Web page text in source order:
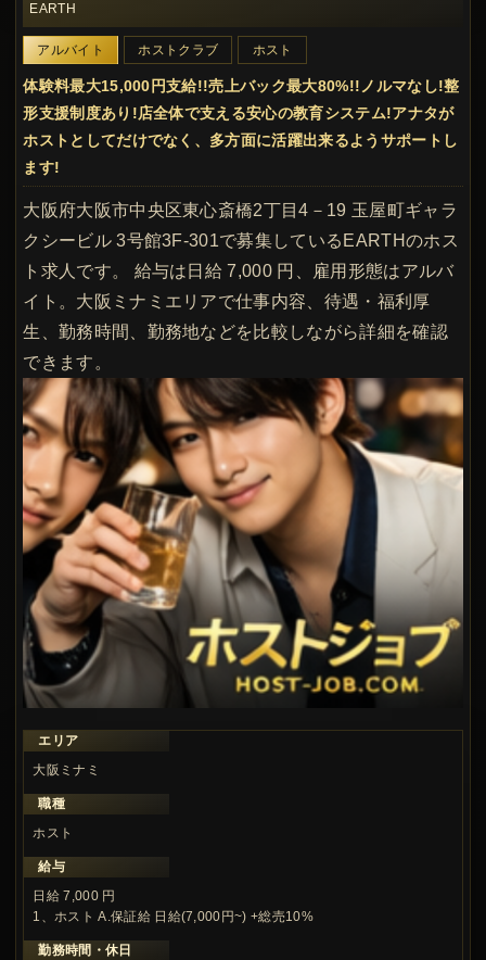
EARTH
アルバイト ホストクラブ ホスト
体験料最大15,000円支給!!売上バック最大80%!!ノルマなし!整
形支援制度あり!店全体で支える安心の教育システム!アナタが
ホストとしてだけでなく、多方面に活躍出来るようサポートし
ます!
大阪府大阪市中央区東心斎橋2丁目4－19 玉屋町ギャラ
クシービル 3号館3F-301で募集しているEARTHのホス
ト求人です。 給与は日給 7,000 円、雇用形態はアルバ
イト。大阪ミナミエリアで仕事内容、待遇・福利厚
生、勤務時間、勤務地などを比較しながら詳細を確認
できます。
エリア
大阪ミナミ
職種
ホスト
給与
日給 7,000 円
1、ホスト A.保証給 日給(7,000円~) +総売10%
勤務時間・休日